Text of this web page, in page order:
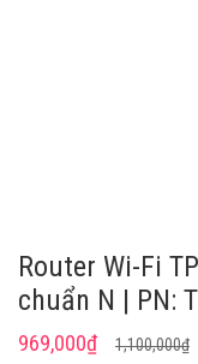
Router Wi-Fi
chuẩn N | PN:
1,100,000₫
969,000₫